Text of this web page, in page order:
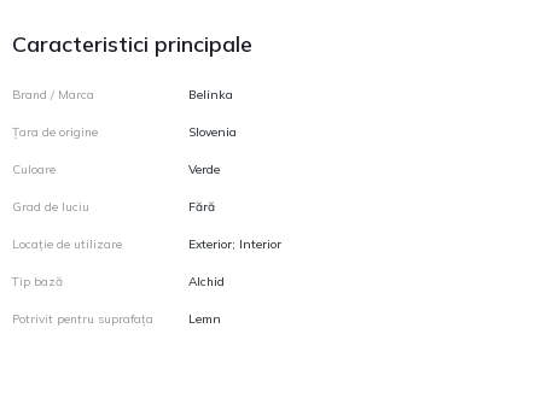
Caracteristici principale
Brand / Marca Belinka
Țara de origine Slovenia
Culoare Verde
Grad de luciu Fără
Locație de utilizare Exterior; Interior
Tip bază Alchid
Potrivit pentru suprafața Lemn